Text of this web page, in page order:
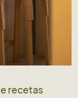
recetas